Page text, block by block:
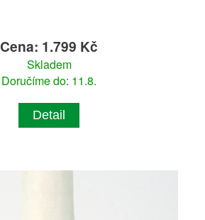
Cena: 1.799 Kč
Skladem
Doručíme do: 11.8.
Detail